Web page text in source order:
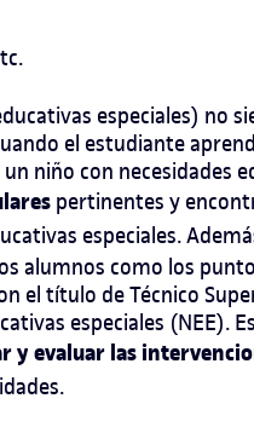
especiales) no
el estudiante
niño con necesidades
pertinentes y
especiales.
alumnos como los
el título de Técnico
especiales (NEE).
y evaluar las